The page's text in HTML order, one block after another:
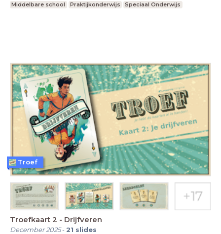
Middelbare school
Praktijkonderwijs Speciaal Onderwijs
Troefkaart 2 - Drijfveren
December 2025- 21 slides
Troef